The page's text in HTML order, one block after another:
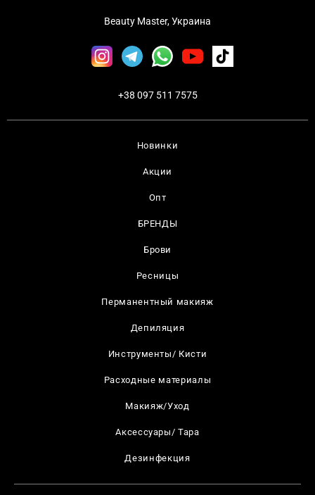
Новинки
Акции
Опт
БРЕНДЫ
Брови
Ресницы
Перманентный макияж
Депиляция
Инструменты/ Кисти
Расходные материалы
Макияж/Уход
Аксессуары/ Тара
Дезинфекция
Beauty Master, Украина
+38 097 511 7575